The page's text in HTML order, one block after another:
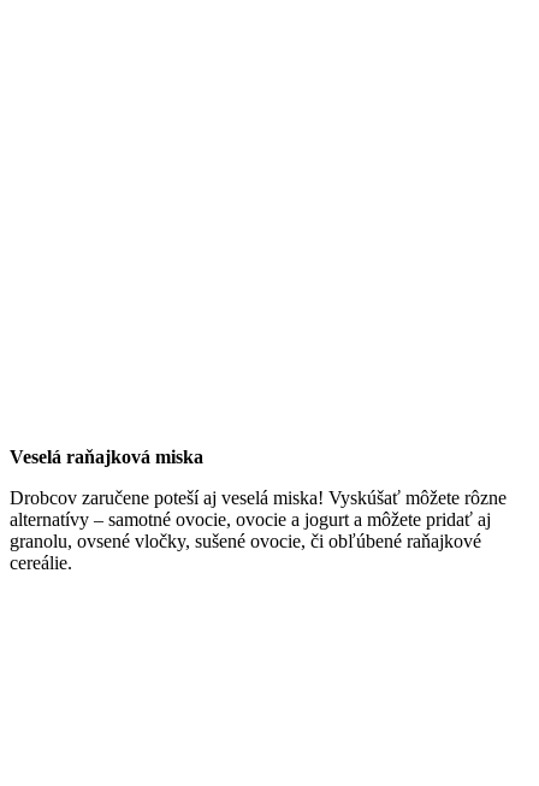
Veselá raňajková miska
Drobcov zaručene poteší aj veselá miska! Vyskúšať môžete rôzne
alternatívy – samotné ovocie, ovocie a jogurt a môžete pridať aj
granolu, ovsené vločky, sušené ovocie, či obľúbené raňajkové
cereálie.